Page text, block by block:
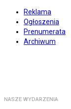
Reklama
Ogłoszenia
Prenumerata
Archiwum
NASZE WYDARZENIA